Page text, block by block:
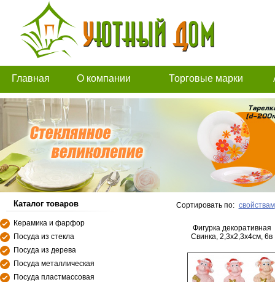
Главная О компании Торговые марки
Каталог товаров
Керамика и фарфор
Посуда из стекла
Посуда из дерева
Посуда металлическая
Посуда пластмассовая
Сортировать по: свойствам
Фигурка декоративная
Свинка, 2,3х2,3х4см, 6в